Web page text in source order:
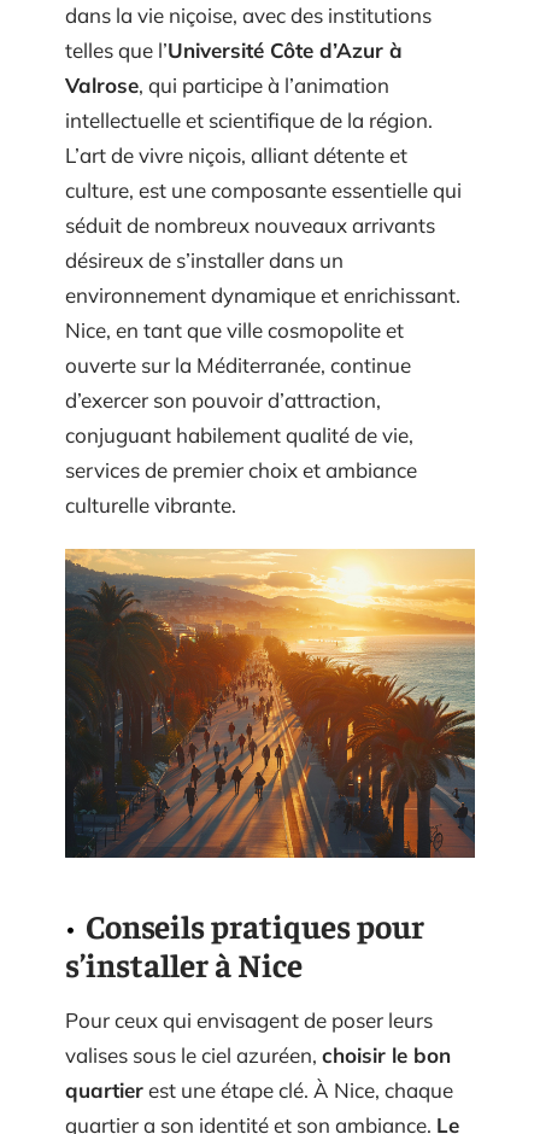
dans la vie niçoise, avec des institutions
telles que l’Université Côte d’Azur à
Valrose, qui participe à l’animation
intellectuelle et scientifique de la région.
L’art de vivre niçois, alliant détente et
culture, est une composante essentielle qui
séduit de nombreux nouveaux arrivants
désireux de s’installer dans un
environnement dynamique et enrichissant.
Nice, en tant que ville cosmopolite et
ouverte sur la Méditerranée, continue
d’exercer son pouvoir d’attraction,
conjuguant habilement qualité de vie,
services de premier choix et ambiance
culturelle vibrante.
Conseils pratiques pour
s’installer à Nice
Pour ceux qui envisagent de poser leurs
valises sous le ciel azuréen, choisir le bon
quartierest une étape clé. À Nice, chaque
quartier a son identité et son ambiance. Le